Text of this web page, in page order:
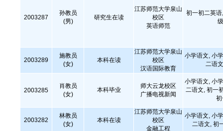
2003287
孙教员
(男)
研究生在读
江苏师范大学泉山
校区
英语师范
初一初二英
2003289
施教员
(女)
本科在读
江苏师范大学泉山
校区
汉语国际教育
小学语文, 小
二语
2003285
肖教员
(女)
本科毕业
师大云龙校区
广播电视新闻
小学语文, 小
二语文, 初一
2003282
林教员
(女)
本科在读
江苏师范大学泉山
校区
金融工程
小学语文, 小
二语文, 初